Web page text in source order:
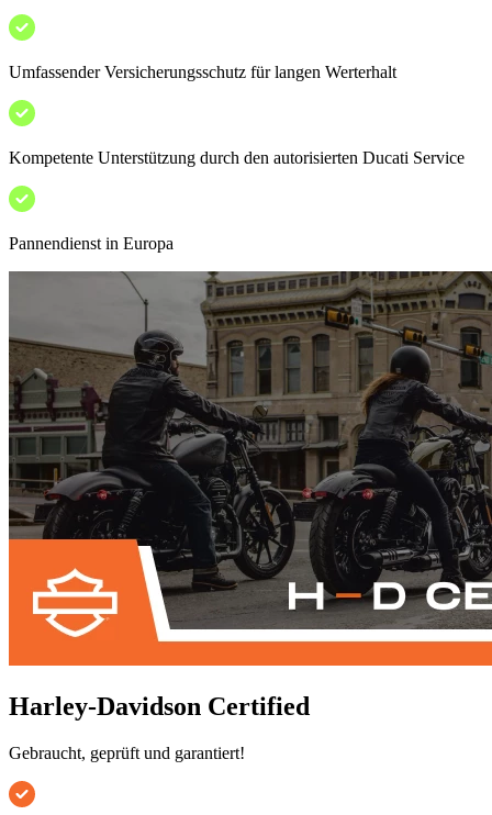
Umfassender Versicherungsschutz für langen Werterhalt
Kompetente Unterstützung durch den autorisierten Ducati Service
Pannendienst in Europa
Harley-Davidson Certified
Gebraucht, geprüft und garantiert!